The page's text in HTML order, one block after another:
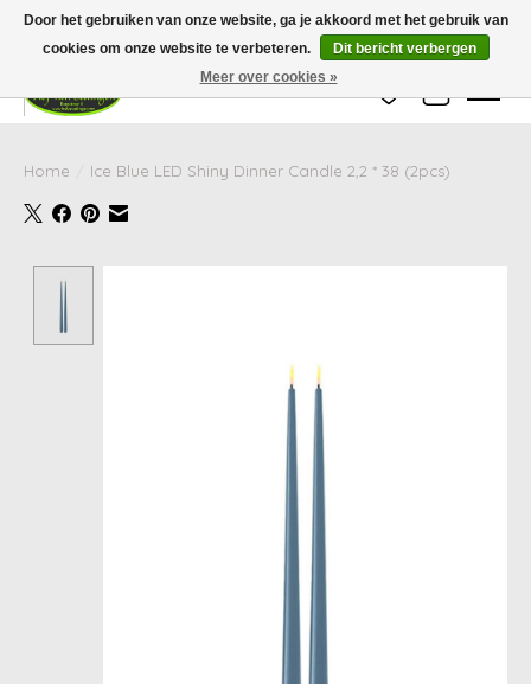
Wij zijn gesloten van 24 december tot en met 25 januari. Houd er rekening mee
dat de levertijd van uw bestelling in deze periode langer kan zijn dan
gebruikelijk.
Verlanglijst
Home Ice Blue LED Shiny Dinner Candle 2,2 * 38 (2pcs)
Door het gebruiken van onze website, ga je akkoord met het gebruik van
cookies om onze website te verbeteren.
Dit bericht verbergen
Meer over cookies »